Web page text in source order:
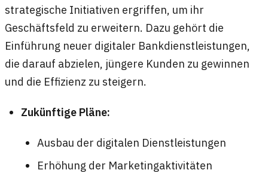
strategische Initiativen ergriffen, um ihr
Geschäftsfeld zu erweitern. Dazu gehört die
Einführung neuer digitaler Bankdienstleistungen,
die darauf abzielen, jüngere Kunden zu gewinnen
und die Effizienz zu steigern.
Zukünftige Pläne:
Ausbau der digitalen Dienstleistungen
Erhöhung der Marketingaktivitäten